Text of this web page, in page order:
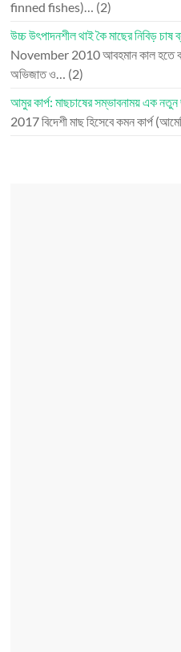
finned fishes)… (2)
উচ্চ উৎপাদনশীল থাই কৈ মাছের নিবিড় চাষ
November 2010আবহমান কাল হতে
অভিজাত ও… (2)
আমুর কার্প: মাছচাষের সম্ভাবনাময় এক
2017বিদেশী মাছ হিসেবে কমন কার্প